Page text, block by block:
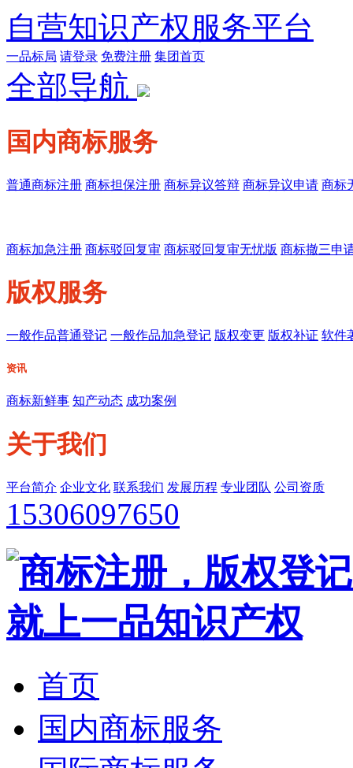
自营知识产权服务平台
一品标局 请登录 免费注册 集团首页
全部导航
国内商标服务
普通商标注册 商标担保注册 商标异议答辩 商标异议申请 商标
商标加急注册 商标驳回复审 商标驳回复审无忧版 商标撤三申
版权服务
一般作品普通登记 一般作品加急登记 版权变更 版权补证 软件
资讯
商标新鲜事 知产动态 成功案例
关于我们
平台简介 企业文化 联系我们 发展历程 专业团队 公司资质
15306097650
首页
国内商标服务